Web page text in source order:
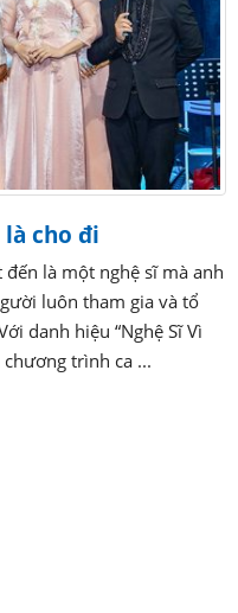
là cho đi
là một nghệ sĩ mà anh
luôn tham gia và tổ
danh hiệu “Nghệ Sĩ Vì
trình ca ...